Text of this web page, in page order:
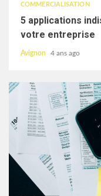
COMMERCIALISATION
5 applications
votre entreprise
Avignon 4 ans ago